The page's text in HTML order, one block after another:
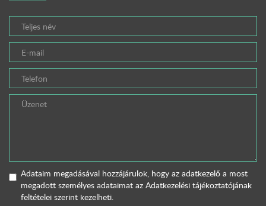
Adataim megadásával hozzájárulok, hogy az adatkezelő a most
megadott személyes adataimat az Adatkezelési tájékoztatójának
feltételei szerint kezelheti.